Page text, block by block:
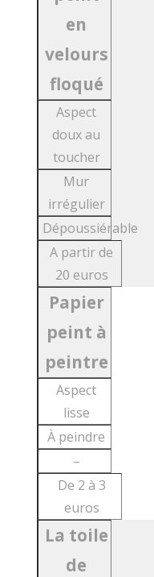
en
velours
floqué
Aspect
doux au
toucher
Mur
irrégulier
Dépoussiérable
A partir de
20 euros
Papier
peint à
peintre
Aspect
lisse
À peindre
–
De 2 à 3
euros
La toile
de